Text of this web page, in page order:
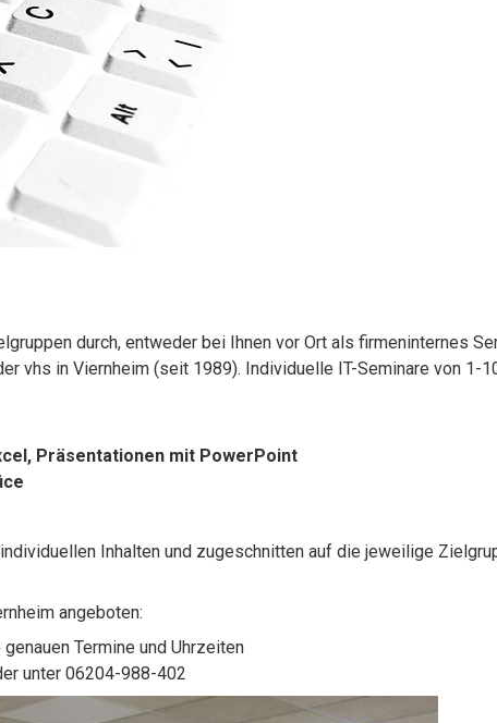
durch, entweder bei Ihnen vor Ort als firmeninternes
vhs in Viernheim (seit 1989). Individuelle IT-Seminare von 1-
Präsentationen mit PowerPoint
Inhalten und zugeschnitten auf die jeweilige
angeboten:
Termine und Uhrzeiten
unter 06204-988-402